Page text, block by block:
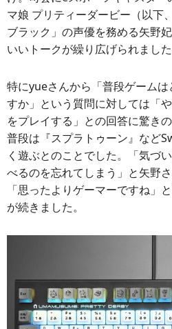
マ娘 プリティーダービー（以下
ブラック」の声優を務める矢野
いいトークが繰り広げられました
特にyueさんから「普段ゲーム
すか」という質問に対しては「
をプレイする」との回答に驚き
普段は『スプラトゥーン』など
く遊ぶとのことでした。「気づ
べるのを忘れてしまう」と矢野
「思ったよりゲーマーですね」
が続きました。